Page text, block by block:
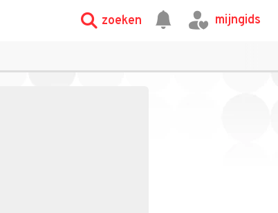
zoeken mijngids